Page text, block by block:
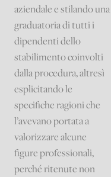
aziendale e stilando una
graduatoria di tutti i
dipendenti dello
stabilimento coinvolti
dalla procedura, altresì
esplicitando le
specifiche ragioni che
l’avevano portata a
valorizzare alcune
figure professionali,
perché ritenute non